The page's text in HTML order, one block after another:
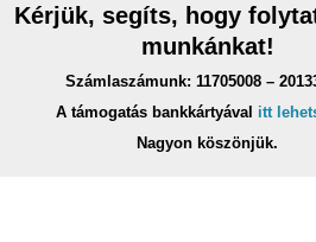
Kérjük, segíts, hogy
munkánkat!
Számlaszámunk: 11705008 –
A támogatás bankkártyával itt
Nagyon köszönjük.